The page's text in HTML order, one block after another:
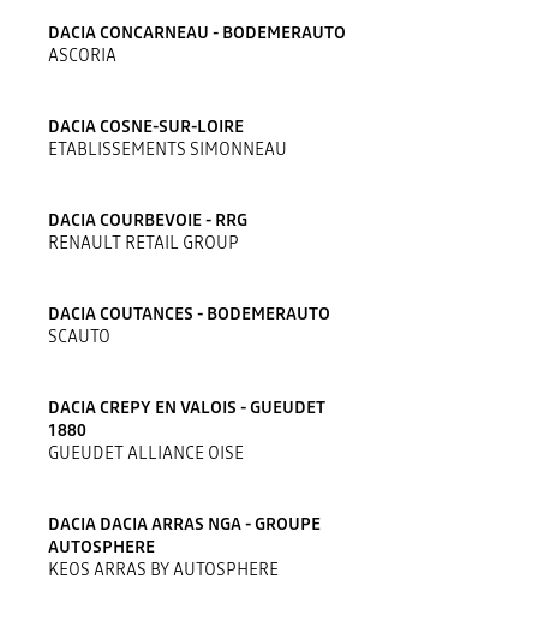
DACIA CONCARNEAU - BODEMERAUTO
ASCORIA
DACIA COSNE-SUR-LOIRE
ETABLISSEMENTS SIMONNEAU
DACIA COURBEVOIE - RRG
RENAULT RETAIL GROUP
DACIA COUTANCES - BODEMERAUTO
SCAUTO
DACIA CREPY EN VALOIS - GUEUDET
1880
GUEUDET ALLIANCE OISE
DACIA DACIA ARRAS NGA - GROUPE
AUTOSPHERE
KEOS ARRAS BY AUTOSPHERE